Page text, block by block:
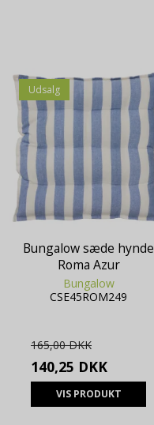
Udsalg
Bungalow sæde hynde
Roma Azur
Bungalow
CSE45ROM249
165,00 DKK
140,25 DKK
VIS PRODUKT